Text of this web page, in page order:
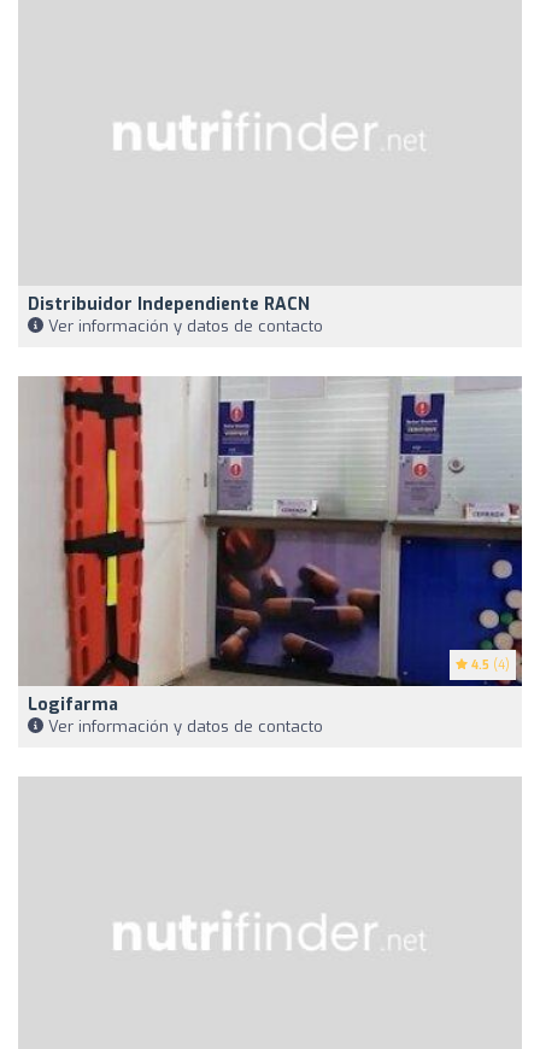
Distribuidor Independiente RACN
Ver información y datos de contacto
4.5 (4)
Logifarma
Ver información y datos de contacto